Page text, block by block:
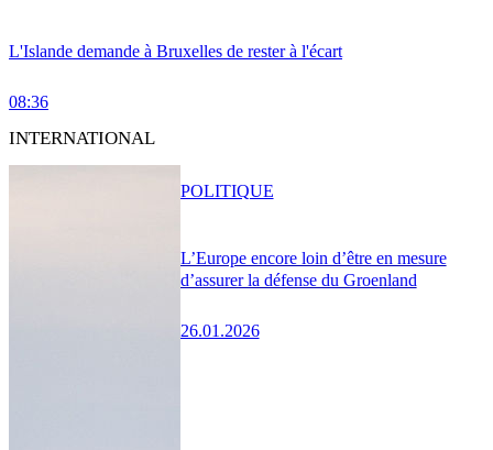
L'Islande demande à Bruxelles de rester à l'écart
08:36
INTERNATIONAL
L’Europe encore loin d’être en mesure
d’assurer la défense du Groenland
26.01.2026
POLITIQUE